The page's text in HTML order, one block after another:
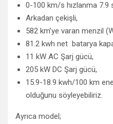
0-100 km/s hızlanma 7.9
Arkadan çekişli,
582 km’ye varan menzil
81.2 kwh net batarya
11 kW AC Şarj gücü,
205 kW DC Şarj gücü,
15.9-18.9 kwh/100 km
olduğunu söyleyebiliriz.
Ayrıca model;